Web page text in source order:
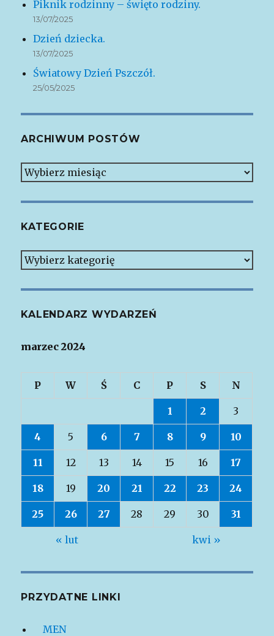
Piknik rodzinny – święto rodziny.
13/07/2025
Dzień dziecka.
13/07/2025
Światowy Dzień Pszczół.
25/05/2025
ARCHIWUM POSTÓW
Archiwum
KATEGORIE
Kategorie
KALENDARZ WYDARZEŃ
marzec 2024
P W Ś C P S N
1 2 3
4 5 6 7 8 9 10
11 12 13 14 15 16 17
18 19 20 21 22 23 24
25 26 27 28 29 30 31
« lut kwi »
PRZYDATNE LINKI
MEN